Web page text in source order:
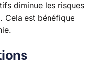
diminue les risques
Cela est bénéfique